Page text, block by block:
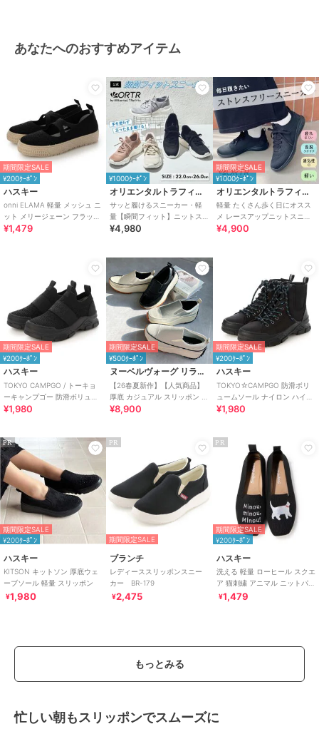
あなたへのおすすめアイテム
期間限定SALE
¥200ｸｰﾎﾟﾝ
ハスキー
onni ELAMA 軽量 メッシュ ニ
ット メリージェーン フラット
シューズ
¥1,479
¥1000ｸｰﾎﾟﾝ
オリエンタルトラフィック
サッと履けるスニーカー・軽
量【瞬間フィット】ニットス
ニーカー / スリッポン /
¥4,980
期間限定SALE
¥1000ｸｰﾎﾟﾝ
オリエンタルトラフィック
軽量 たくさん歩く日にオスス
メ レースアップニットスニー
カー スリッポン /OT3765
¥4,900
期間限定SALE
¥200ｸｰﾎﾟﾝ
ハスキー
TOKYO CAMPGO / トーキョ
ーキャンプゴー 防滑ボリュー
ムソール 防水スリッポンスニ
¥1,980
期間限定SALE
¥500ｸｰﾎﾟﾝ
ヌーベルヴォーグ リラックス
【26春夏新作】【人気商品】
厚底 カジュアル スリッポン ス
ニーカー
¥8,900
期間限定SALE
¥200ｸｰﾎﾟﾝ
ハスキー
TOKYO☆CAMPGO 防滑ボリ
ュームソール ナイロン ハイカ
ット防水スニーカー
¥1,980
PR
期間限定SALE
¥200ｸｰﾎﾟﾝ
ハスキー
KITSON キットソン 厚底ウェ
ーブソール 軽量 スリッポン
¥1,980
PR
期間限定SALE
ブランチ
レディーススリッポンスニー
カー BR-179
¥2,475
PR
期間限定SALE
¥200ｸｰﾎﾟﾝ
ハスキー
洗える 軽量 ローヒール スクエ
ア 猫刺繍 アニマル ニットパン
プス スリッポン オペラシュー
¥1,479
もっとみる
忙しい朝もスリッポンでスムーズに